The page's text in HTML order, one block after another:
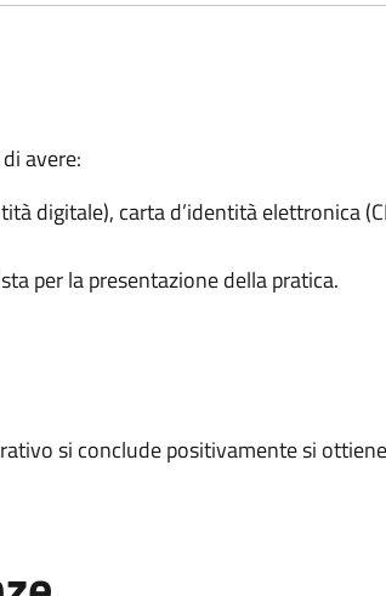
avere:
digitale), carta d’identità elettronica
per la presentazione della pratica.
si conclude positivamente si